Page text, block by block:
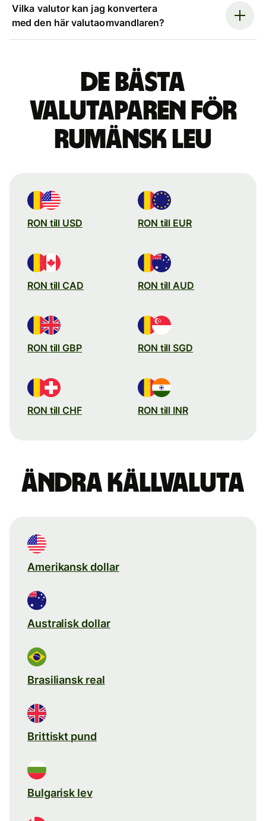
Vilka valutor kan jag konvertera
med den här valutaomvandlaren?
De bästa
valutaparen för
rumänsk leu
RON till USD RON till EUR
RON till CAD RON till AUD
RON till GBP RON till SGD
RON till CHF RON till INR
Ändra källvaluta
Amerikansk dollar
Australisk dollar
Brasiliansk real
Brittiskt pund
Bulgarisk lev